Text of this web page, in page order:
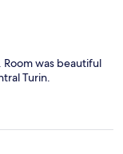
was beautiful
Turin.